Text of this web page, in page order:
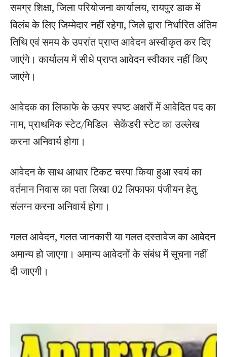
समग्र शिक्षा, जिला परियोजना कार्यालय, रायपुर डाक में
विलंब के लिए जिम्मेदार नहीं रहेगा, जिले द्वारा निर्धारित अंतिम
तिथि एवं समय के उपरांत प्राप्त आवेदन अस्वीकृत कर दिए
जाएंगे। कार्यालय में सीधे प्राप्त आवेदन स्वीकार नहीं किए
जाएंगे।
आवेदक का लिफाफे के ऊपर स्पष्ट अक्षरों में आवेदित पद का
नाम, प्राथमिक स्टेट/मिडिल–सेकेंडरी स्टेट का उल्लेख
करना अनिवार्य होगा।
आवेदन के साथ आधार टिकट चस्पा किया हुआ स्वयं का
वर्तमान निवास का पता लिखा 02 लिफाफा पंजीयन हेतु
संलग्न करना अनिवार्य होगा।
गलत आवेदन, गलत जानकारी या गलत दस्तावेज का आवेदन
अमान्य हो जाएगा। अमान्य आवेदनों के संबंध में सूचना नहीं
दी जाएगी।